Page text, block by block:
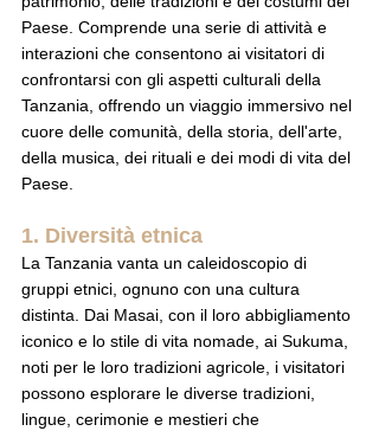
Paese. Comprende una serie di attività e
interazioni che consentono ai visitatori di
confrontarsi con gli aspetti culturali della
Tanzania, offrendo un viaggio immersivo nel
cuore delle comunità, della storia, dell'arte,
della musica, dei rituali e dei modi di vita del
Paese.
1. Diversità etnica
La Tanzania vanta un caleidoscopio di
gruppi etnici, ognuno con una cultura
distinta. Dai Masai, con il loro abbigliamento
iconico e lo stile di vita nomade, ai Sukuma,
noti per le loro tradizioni agricole, i visitatori
possono esplorare le diverse tradizioni,
lingue, cerimonie e mestieri che